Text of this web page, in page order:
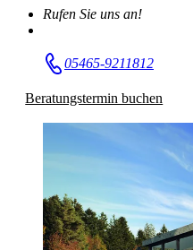
Rufen Sie uns an!
05465-9211812
Beratungstermin buchen